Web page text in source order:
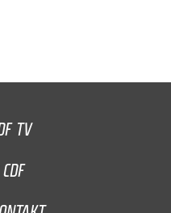
TV